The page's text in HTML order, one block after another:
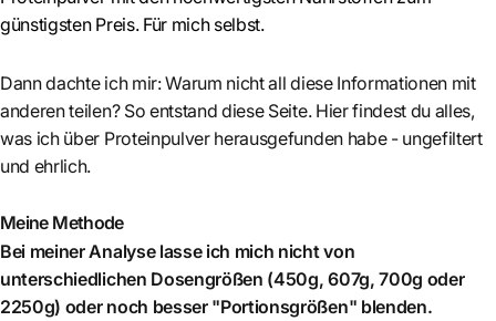
günstigsten Preis. Für mich selbst.
Dann dachte ich mir: Warum nicht all diese Informationen mit
anderen teilen? So entstand diese Seite. Hier findest du alles,
was ich über Proteinpulver herausgefunden habe - ungefiltert
und ehrlich.
Meine Methode
Bei meiner Analyse lasse ich mich nicht von
unterschiedlichen Dosengrößen (450g, 607g, 700g oder
2250g) oder noch besser "Portionsgrößen" blenden.